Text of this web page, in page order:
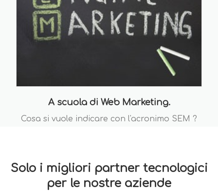
A scuola di Web Marketing.
Cosa si vuole indicare con l'acronimo SEM ?
Solo i migliori partner tecnologici
per le nostre aziende